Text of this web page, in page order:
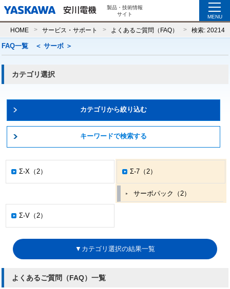
製品・技術情報
サイト
MENU
HOME サービス・サポート よくあるご質問（FAQ） 検索: 20214
FAQ一覧 ＜ サーボ ＞
カテゴリ選択
カテゴリから絞り込む
キーワードで検索する
Σ-X（2） Σ-7（2）
サーボパック（2）
Σ-V（2）
▼カテゴリ選択の結果一覧
よくあるご質問（FAQ）一覧